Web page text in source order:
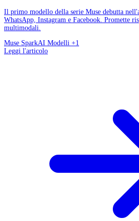
Il primo modello della serie Muse debutta
WhatsApp, Instagram e Facebook. Promette
multimodali.
Muse SparkAI Modelli +1
Leggi l'articolo